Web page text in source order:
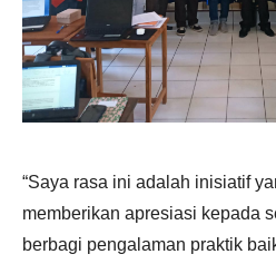
“Saya rasa ini adalah inisiatif
memberikan apresiasi kepada
berbagi pengalaman praktik